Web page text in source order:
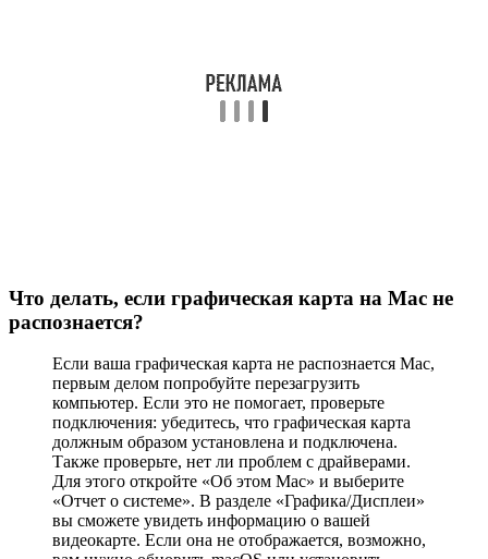
Что делать, если графическая карта на Mac не
распознается?
Если ваша графическая карта не распознается Mac,
первым делом попробуйте перезагрузить
компьютер. Если это не помогает, проверьте
подключения: убедитесь, что графическая карта
должным образом установлена и подключена.
Также проверьте, нет ли проблем с драйверами.
Для этого откройте «Об этом Mac» и выберите
«Отчет о системе». В разделе «Графика/Дисплеи»
вы сможете увидеть информацию о вашей
видеокарте. Если она не отображается, возможно,